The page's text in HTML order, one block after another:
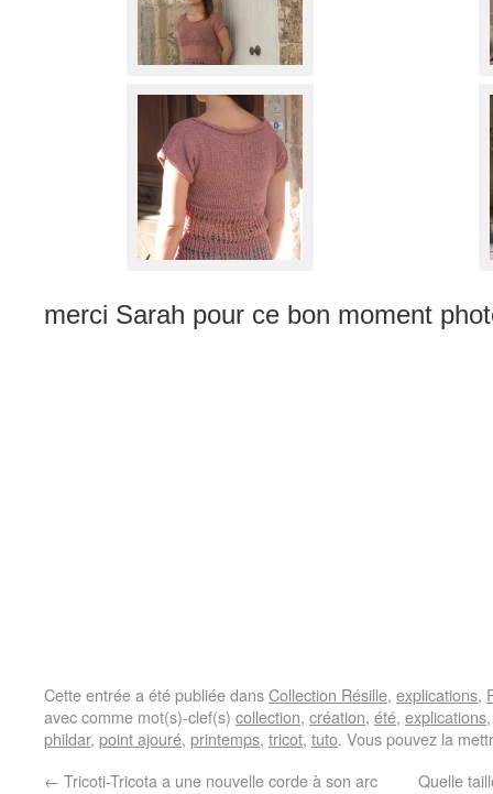
merci Sarah pour ce bon moment
Cette entrée a été publiée dansCollection Résille, explications,
avec comme mot(s)-clef(s) collection, création, été, explications
phildar, point ajouré, printemps, tricot, tuto. Vous pouvez la
← Tricoti-Tricota a une nouvelle corde à son arc Quelle